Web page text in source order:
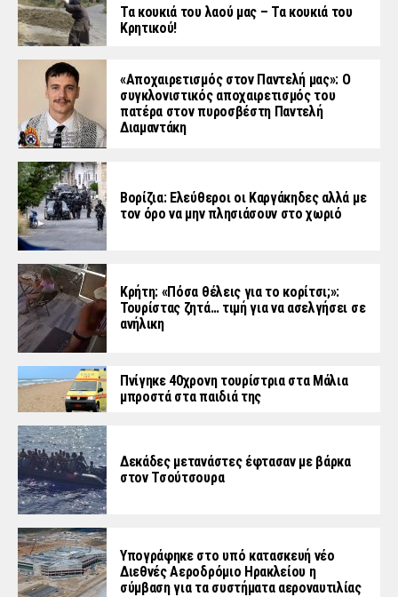
Τα κουκιά του λαού μας – Τα κουκιά του
Κρητικού!
«Aποχαιρετισμός στον Παντελή μας»: Ο
συγκλονιστικός αποχαιρετισμός του
πατέρα στον πυροσβέστη Παντελή
Διαμαντάκη
Βορίζια: Ελεύθεροι οι Καργάκηδες αλλά με
τον όρο να μην πλησιάσουν στο χωριό
Κρήτη: «Πόσα θέλεις για το κορίτσι;»:
Τουρίστας ζητά… τιμή για να ασελγήσει σε
ανήλικη
Πνίγηκε 40χρονη τουρίστρια στα Μάλια
μπροστά στα παιδιά της
Δεκάδες μετανάστες έφτασαν με βάρκα
στον Τσούτσουρα
Υπογράφηκε στο υπό κατασκευή νέο
Διεθνές Αεροδρόμιο Ηρακλείου η
σύμβαση για τα συστήματα αεροναυτιλίας